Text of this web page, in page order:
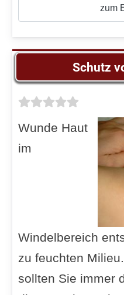
zum
Schutz
Wunde Haut
im
Windelbereich
zu feuchten
sollten Sie immer